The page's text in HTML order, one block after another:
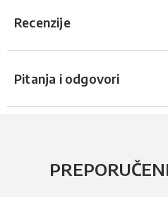
Recenzije
Pitanja i odgovori